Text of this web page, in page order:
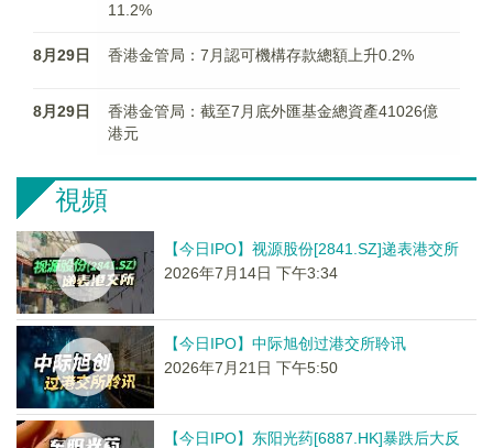
11.2%
8月29日 香港金管局：7月認可機構存款總額上升0.2%
8月29日
香港金管局：截至7月底外匯基金總資產41026億
港元
視頻
【今日IPO】视源股份[2841.SZ]递表港交所
2026年7月14日 下午3:34
【今日IPO】中际旭创过港交所聆讯
2026年7月21日 下午5:50
【今日IPO】东阳光药[6887.HK]暴跌后大反